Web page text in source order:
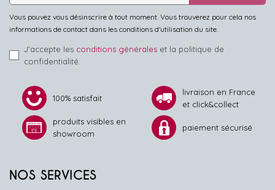
Vous pouvez vous désinscrire à tout moment. Vous trouverez pour cela nos
informations de contact dans les conditions d'utilisation du site.
J'accepte les conditions générales et la politique de
confidentialité.
100% satisfait
livraison en France
et click&collect
produits visibles en
showroom
paiement sécurisé
NOS SERVICES